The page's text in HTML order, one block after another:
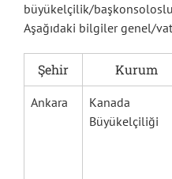
büyükelçilik/
Aşağıdaki bilgiler genel/
Şehir Kurum
Ankara
Kanada
Büyükelçiliği